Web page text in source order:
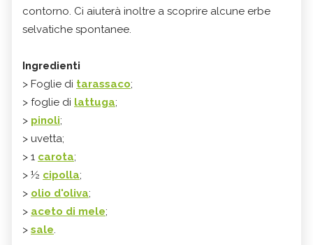
contorno. Ci aiuterà inoltre a scoprire alcune erbe
selvatiche spontanee.
Ingredienti
> Foglie di tarassaco;
> foglie di lattuga;
> pinoli;
> uvetta;
> 1 carota;
> ½ cipolla;
> olio d'oliva;
> aceto di mele;
> sale.